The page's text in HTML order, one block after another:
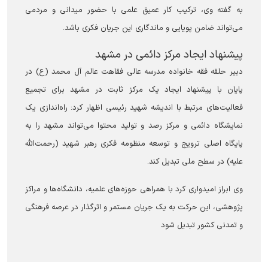
به گفته وی، ترکیب کار عمیق علمی با حضور میدانی و مردمی
می‌تواند ضامن پویایی و ماندگاری این جریان فکری باشد.
پیشنهاد ایجاد مرکز دائمی در مشهد
دبیر حلقه فقه خانواده مدرسه عالی فقاهت عالم آل محمد (ع) در
پایان با پیشنهاد ایجاد یک مرکز ثابت در مشهد برای تجمیع
فعالیت‌های مرتبط با اندیشه شهید رئیسی اظهار کرد: راه‌اندازی یک
نمایشگاه دائمی و مرکز رصد و تولید محتوا می‌تواند مشهد را به
پایگاه اصلی ترویج و توسعه منظومه فکری رهبر شهید (رحمت‌الله
علیه) در سطح ملی تبدیل کند.
وی ابراز امیدواری کرد با همراهی حوزه‌های علمیه، دانشگاه‌ها و مراکز
پژوهشی، این حرکت به یک جریان مستمر و اثرگذار در عرصه فرهنگی
و تمدنی کشور تبدیل شود